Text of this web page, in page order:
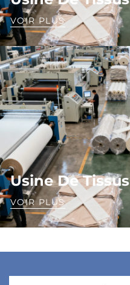
VOIR PLUS
Usine De Tissus
VOIR PLUS